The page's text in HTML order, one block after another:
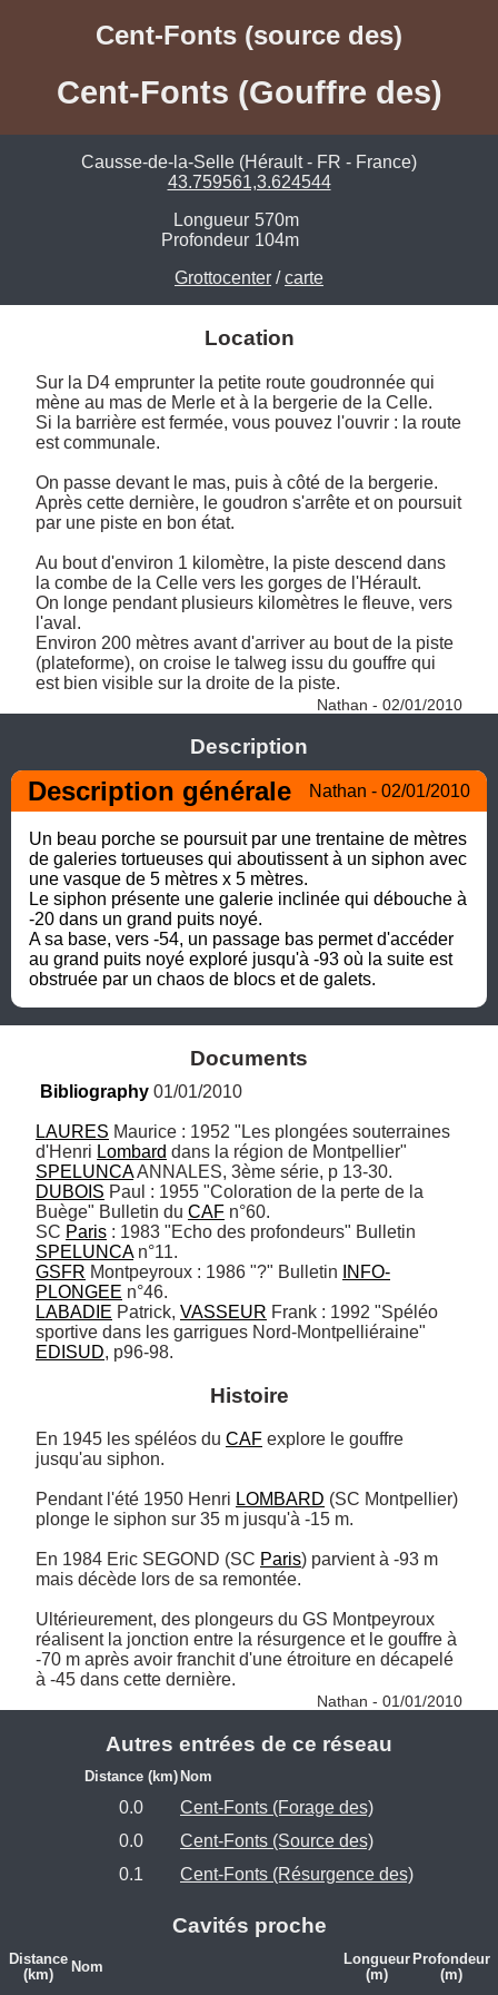
Cent-Fonts (source des)
Cent-Fonts (Gouffre des)
Causse-de-la-Selle (Hérault - FR - France)
43.759561,3.624544
Longueur 570m
Profondeur 104m
Grottocenter /carte
Location
Sur la D4 emprunter la petite route goudronnée qui
mène au mas de Merle et à la bergerie de la Celle.
Si la barrière est fermée, vous pouvez l'ouvrir : la route
est communale.
On passe devant le mas, puis à côté de la bergerie.
Après cette dernière, le goudron s'arrête et on poursuit
par une piste en bon état.
Au bout d'environ 1 kilomètre, la piste descend dans
la combe de la Celle vers les gorges de l'Hérault.
On longe pendant plusieurs kilomètres le fleuve, vers
l'aval.
Environ 200 mètres avant d'arriver au bout de la piste
(plateforme), on croise le talweg issu du gouffre qui
est bien visible sur la droite de la piste.
Nathan - 02/01/2010
Description
Description générale Nathan - 02/01/2010
Un beau porche se poursuit par une trentaine de mètres
de galeries tortueuses qui aboutissent à un siphon avec
une vasque de 5 mètres x 5 mètres.
Le siphon présente une galerie inclinée qui débouche à
-20 dans un grand puits noyé.
A sa base, vers -54, un passage bas permet d'accéder
au grand puits noyé exploré jusqu'à -93 où la suite est
obstruée par un chaos de blocs et de galets.
Documents
Bibliography 01/01/2010
LAURES Maurice : 1952 "Les plongées souterraines
d'Henri Lombard
SPELUNCA
DUBOIS Paul : 1955 "Coloration de la perte de la
Buège" Bulletin du CAF n°60.
SC Paris
SPELUNCA
GSFR Montpeyroux : 1986 "?" Bulletin
INFO-
PLONGEE
LABADIE Patrick, VASSEUR Frank : 1992 "Spéléo
EDISUD, p96-98.
Histoire
En 1945 les spéléos du CAF explore le gouffre
jusqu'au siphon.
Pendant l'été 1950 Henri LOMBARD (SC Montpellier)
plonge le siphon sur 35 m jusqu'à -15 m.
En 1984 Eric SEGOND (SC Paris) parvient à -93 m
mais décède lors de sa remontée.
Ultérieurement, des plongeurs du GS Montpeyroux
réalisent la jonction entre la résurgence et le gouffre à
-70 m après avoir franchit d'une étroiture en décapelé
à -45 dans cette dernière.
Nathan - 01/01/2010
Autres entrées de ce réseau
Distance (km) Nom
0.0
Cent-Fonts (Forage des)
0.0
Cent-Fonts (Source des)
0.1
Cent-Fonts (Résurgence des)
Cavités proche
Distance
(km)
Nom
Longueur
(m)
Profondeur
(m)